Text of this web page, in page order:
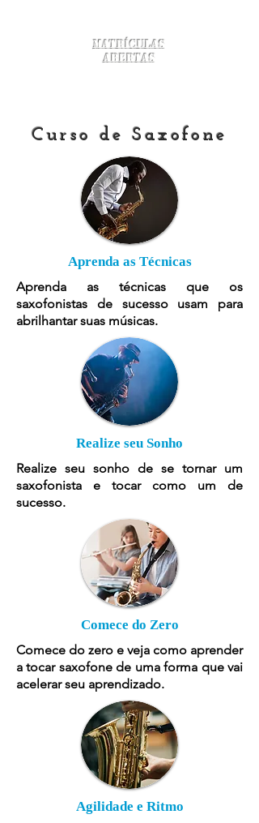
Matrículas
Abertas
Curso de Saxofone
Aprenda as Técnicas
Aprenda as técnicas que os
saxofonistas de sucesso usam para
abrilhantar suas músicas.
Realize seu Sonho
Realize seu sonho de se tornar um
saxofonista e tocar como um de
sucesso.
Comece do Zero
Comece do zero e veja como aprender
a tocar saxofone de uma forma que vai
acelerar seu aprendizado.
Agilidade e Ritmo